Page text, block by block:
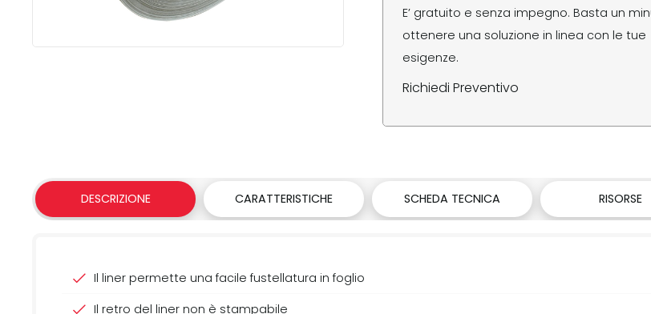
E’ gratuito e senza impegno. Basta un
ottenere una soluzione in linea con le tue
esigenze.
Richiedi Preventivo
DESCRIZIONE CARATTERISTICHE SCHEDA TECNICA RISORSE
Il liner permette una facile fustellatura in foglio
Il retro del liner non è stampabile